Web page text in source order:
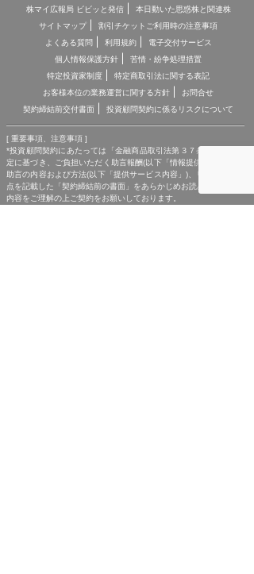
株マイ広報局 ビビッと発信
本日動いた思惑株と関連株
サイトマップ
割引チケットご利用時の注意事項
よくある質問
利用規約
電子交付サービス
個人情報保護方針
苦情・紛争処理措置
特定投資家制度
特定商取引法に関する表記
お客様本位の業務運営に関する方針
お問合せ
契約締結前交付書面
投資顧問契約に係るリスクについて
[ 重要事項、注意事項 ]
*投資顧問契約にあたっては「金融商品取引法第３７条の３」の規
定に基づき、ご負担いただく助言報酬(以下「情報提供料金」)や、
助言の内容および方法(以下「提供サービス内容」)、リスクや留意
点を記載した「契約締結前の書面」をあらかじめお読みいただき、
内容をご理解の上ご契約をお願いしております。